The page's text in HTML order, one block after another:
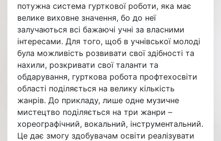
потужна система гурткової роботи, яка має
велике виховне значення, бо до неї
залучаються всі бажаючі учні за власними
інтересами. Для того, щоб в учнівської молоді
була можливість розвивати свої здібності та
нахили, розкривати свої таланти та
обдарування, гурткова робота профтехосвіти
області поділяється на велику кількість
жанрів. До прикладу, лише одне музичне
мистецтво поділяється на три жанри –
хореографічний, вокальний, інструментальний.
Це дає змогу здобувачам освіти реалізувати